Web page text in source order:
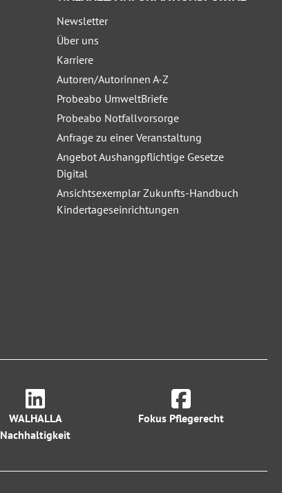
Newsletter
Über uns
Karriere
Autoren/Autorinnen A-Z
Probeabo UmweltBriefe
Probeabo Notfallvorsorge
Anfrage zu einer Veranstaltung
Angebot Aushangpflichtige Gesetze
Digital
Ansichtsexemplar Zukunfts-Handbuch
Kindertageseinrichtungen
WALHALLA
Nachhaltigkeit
Fokus Pflegerecht